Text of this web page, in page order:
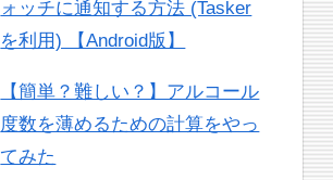
ォッチに通知する方法 (Tasker
を利用) 【Android版】
【簡単？難しい？】アルコール
度数を薄めるための計算をやっ
てみた